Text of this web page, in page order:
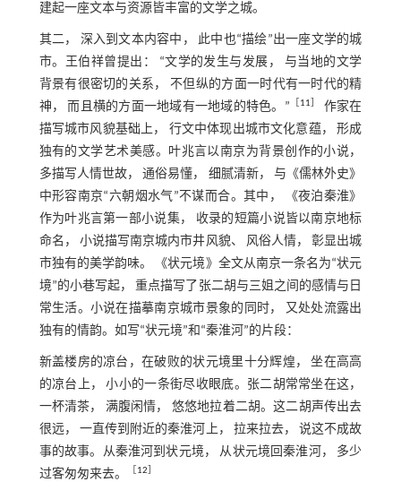
建起一座文本与资源皆丰富的文学之城。
其二， 深入到文本内容中， 此中也“描绘”出一座文学的城
市。王伯祥曾提出： “文学的发生与发展， 与当地的文学
背景有很密切的关系， 不但纵的方面一时代有一时代的精
神， 而且横的方面一地域有一地域的特色。”
11
作家在
描写城市风貌基础上， 行文中体现出城市文化意蕴， 形成
独有的文学艺术美感。叶兆言以南京为背景创作的小说，
多描写人情世故， 通俗易懂， 细腻清新， 与《儒林外史》
中形容南京“六朝烟水气”不谋而合。其中， 《夜泊秦淮》
作为叶兆言第一部小说集， 收录的短篇小说皆以南京地标
命名， 小说描写南京城内市井风貌、 风俗人情， 彰显出城
市独有的美学韵味。 《状元境》全文从南京一条名为“状元
境”的小巷写起， 重点描写了张二胡与三姐之间的感情与日
常生活。小说在描摹南京城市景象的同时， 又处处流露出
独有的情韵。如写“状元境”和“秦淮河”的片段：
新盖楼房的凉台，在破败的状元境里十分辉煌， 坐在高高
的凉台上， 小小的一条街尽收眼底。张二胡常常坐在这，
一杯清茶， 满腹闲情， 悠悠地拉着二胡。这二胡声传出去
很远， 一直传到附近的秦淮河上， 拉来拉去， 说这不成故
事的故事。从秦淮河到状元境， 从状元境回秦淮河， 多少
过客匆匆来去。
12